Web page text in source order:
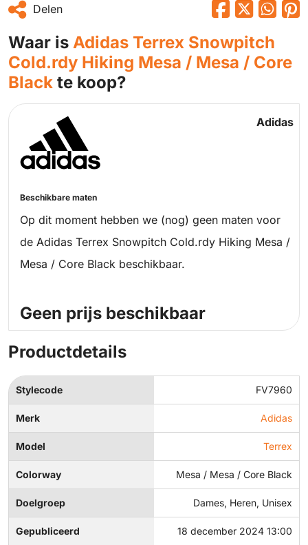
Delen
Waar is Adidas Terrex Snowpitch
Cold.rdy Hiking Mesa / Mesa / Core
Black te koop?
Adidas
Beschikbare maten
Op dit moment hebben we (nog) geen maten voor
de Adidas Terrex Snowpitch Cold.rdy Hiking Mesa /
Mesa / Core Black beschikbaar.
Geen prijs beschikbaar
Productdetails
Stylecode FV7960
Merk Adidas
Model Terrex
Colorway Mesa / Mesa / Core Black
Doelgroep Dames, Heren, Unisex
Gepubliceerd 18 december 2024 13:00